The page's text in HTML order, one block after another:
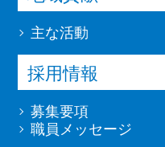
主な活動
採用情報
募集要項
職員メッセージ